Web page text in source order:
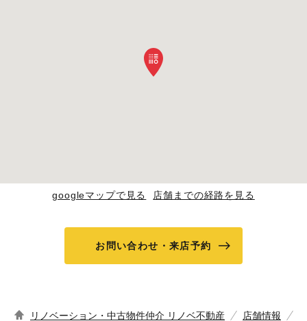
googleマップで見る 店舗までの経路を見る
お問い合わせ・来店予約
リノベーション・中古物件仲介 リノベ不動産 店舗情報